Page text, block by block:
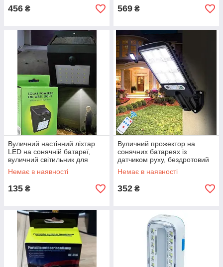
456 ₴ 569 ₴
Вуличний настінний ліхтар
LED на сонячній батареї,
вуличний світильник для
освітлення території
Немає в наявності
135 ₴
Вуличний прожектор на
сонячних батареях із
датчиком руху, бездротовий
настінний Led прожектор для
дачі
Немає в наявності
352 ₴